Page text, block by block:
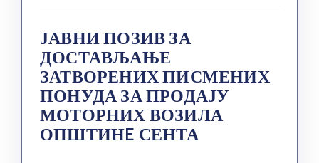
ЈАВНИ ПОЗИВ ЗА
ДОСТАВЉАЊЕ
ЗАТВОРЕНИХ ПИСМЕНИХ
ПОНУДА ЗА ПРОДАЈУ
МОТОРНИХ ВОЗИЛА
ОПШТИНE СЕНТА